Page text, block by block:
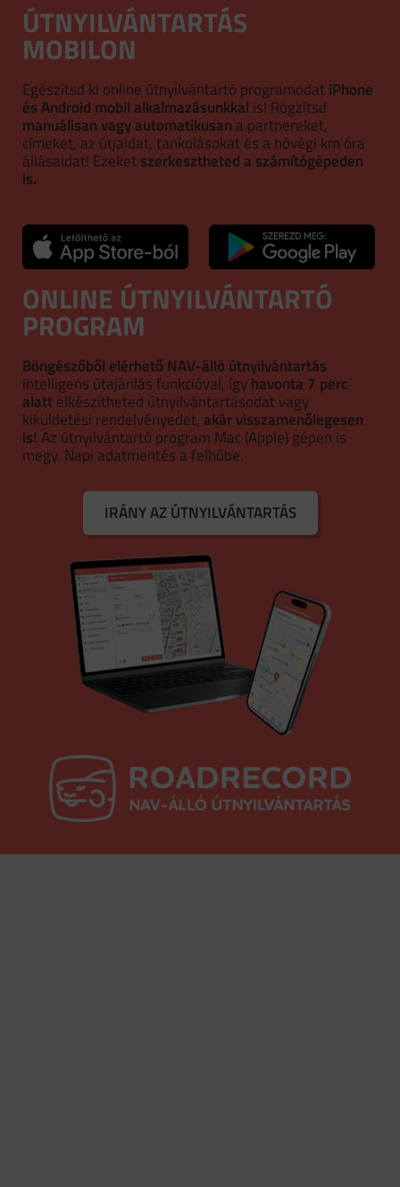
ÚTNYILVÁNTARTÁS
MOBILON
Egészítsd ki online útnyilvántartó programodatiPhone
és Android mobil alkalmazásunkkal is! Rögzítsd
manuálisan vagy automatikusan a partnereket,
címeket, az útjaidat, tankolásokat és a hóvégi km óra
állásaidat! Ezeketszerkesztheted a számítógépeden
is.
ONLINE ÚTNYILVÁNTARTÓ
PROGRAM
Böngészőből elérhető NAV-álló útnyilvántartás
intelligens útajánlás funkcióval, ígyhavonta 7 perc
alattelkészítheted útnyilvántartásodat vagy
kiküldetési rendelvényedet,akár visszamenőlegesen
is! Az útnyilvántartó program Mac (Apple) gépen is
megy. Napi adatmentés a felhőbe.
IRÁNY AZ ÚTNYILVÁNTARTÁS